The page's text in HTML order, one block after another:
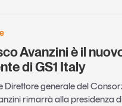
Avanzini è il
di GS1 Italy
Direttore generale del
rimarrà alla presidenza